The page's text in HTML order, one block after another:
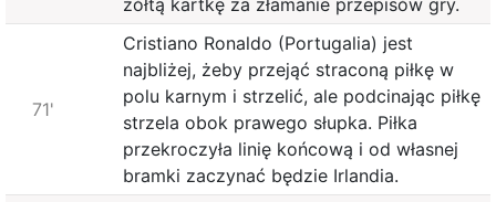
żółtą kartkę za złamanie przepisów gry.
71'
Cristiano Ronaldo (Portugalia) jest
najbliżej, żeby przejąć straconą piłkę w
polu karnym i strzelić, ale podcinając piłkę
strzela obok prawego słupka. Piłka
przekroczyła linię końcową i od własnej
bramki zaczynać będzie Irlandia.